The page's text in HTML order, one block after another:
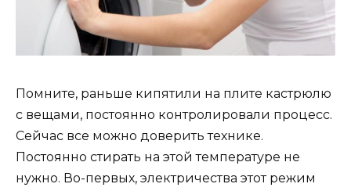
Помните, раньше кипятили на плите кастрюлю
с вещами, постоянно контролировали процесс.
Сейчас все можно доверить технике.
Постоянно стирать на этой температуре не
нужно. Во-первых, электричества этот режим